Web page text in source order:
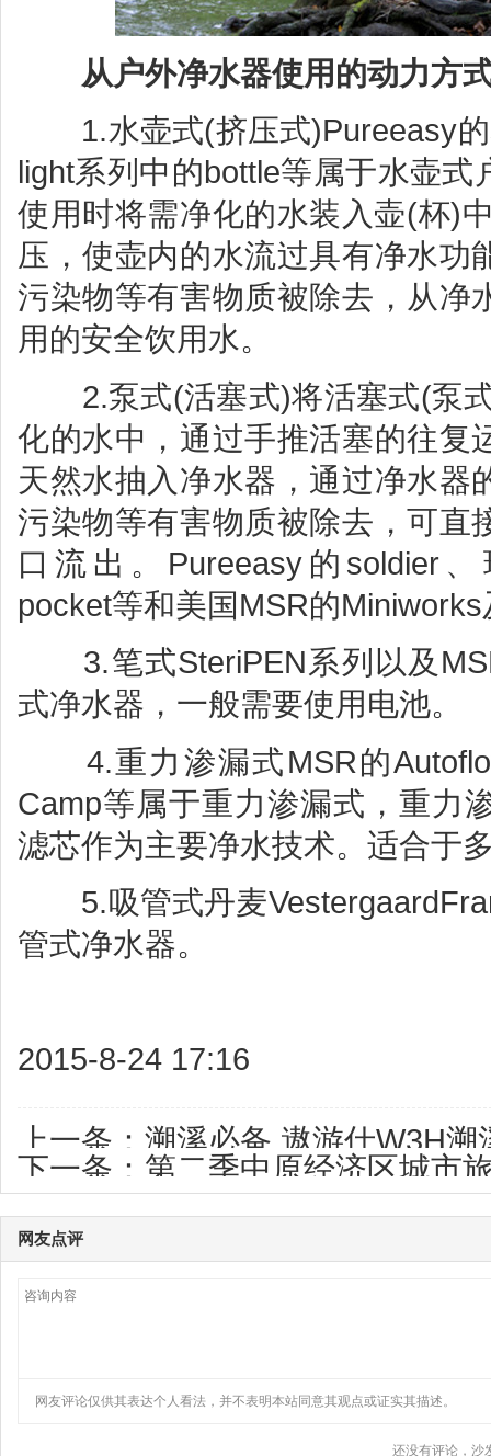
从户外净水器使用的动力方
1.水壶式(挤压式)Pureeasy的
light系列中的bottle等属于水壶
使用时将需净化的水装入壶(杯)
压，使壶内的水流过具有净水功
污染物等有害物质被除去，从净
用的安全饮用水。
2.泵式(活塞式)将活塞式(泵式
化的水中，通过手推活塞的往复
天然水抽入净水器，通过净水器
污染物等有害物质被除去，可直
口流出。Pureeasy的soldier
pocket等和美国MSR的
3.笔式SteriPEN系列以及
式净水器，一般需要使用电池。
4.重力渗漏式MSR的
Camp等属于重力渗漏式，重力
滤芯作为主要净水技术。适合于
5.吸管式丹麦
管式净水器。
2015-8-24 17:16
上一条： 溯溪必备 遨游仕W3H溯
下一条： 第二季中原经济区城市